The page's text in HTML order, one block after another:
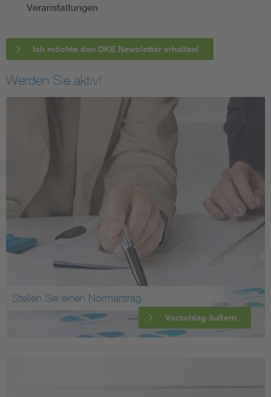
Veranstaltungen
Ich möchte den DKE Newsletter erhalten!
Werden Sie aktiv!
Stellen Sie einen Normantrag
Vorschlag äußern